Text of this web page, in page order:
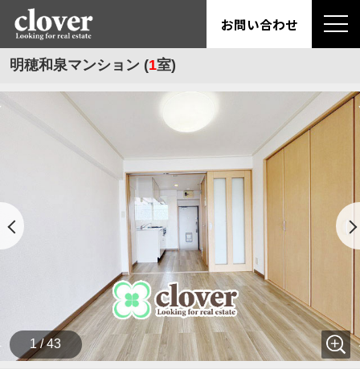
お問い合わせ
明穂和泉マンション (1室)
1 / 43